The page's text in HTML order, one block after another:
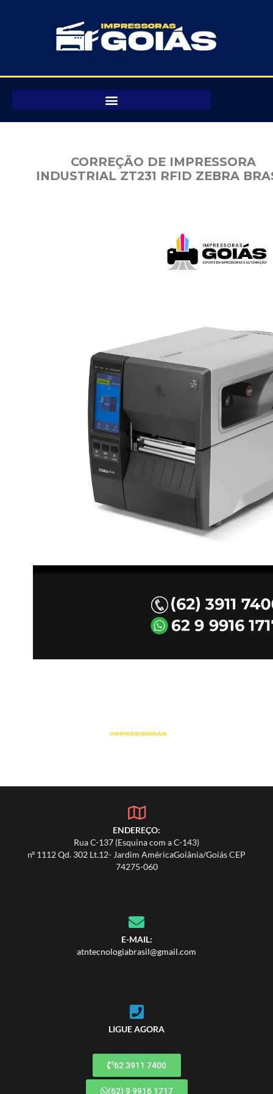
conteúdo
CORREÇÃO DE IMPRESSORA
INDUSTRIAL ZT231 RFID ZEBRA
ENDEREÇO:
Rua C-137 (Esquina com a C-143)
nº 1112 Qd. 302 Lt.12- Jardim AméricaGoiânia/Goiás CEP
74275-060
E-MAIL:
atntecnologiabrasil@gmail.com
LIGUE AGORA
62 3911 7400
(62) 9 9916 1717